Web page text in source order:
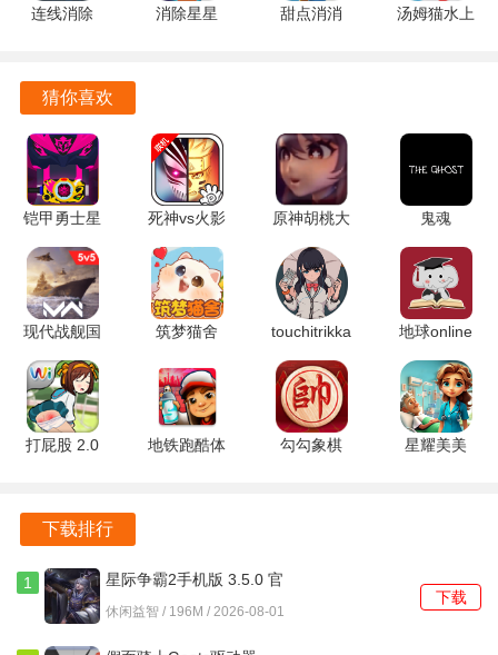
怪物传说游戏优势
独特的卡牌机制使得每场战斗都充满了不可预测性，玩家可
以根据实时情况灵活调整战术，享受策略游戏带来的乐趣。
每一张牌都有独特的效果与技能，仔细分析和选择，才能在
占据优势。
玩家可以自由组合牌组，尝试不同的策略，自由度让每个玩
家都能找到适合自己的玩法。
怪物传说游戏攻略
连线消除
消除星星
甜点消消
汤姆猫水上
猜你喜欢
铠甲勇士星
耀铠甲模拟
器 v1.0.38
安卓版
死神vs火影
8.15满人物
版 1.1.0 安
卓版
原神胡桃大
战史莱姆游
戏免费版
1.54.00 安
卓版
鬼魂
1.85.10 安
卓版
现代战舰国
际服
0.97.0.120516029
安卓版
筑梦猫舍
版
touchitrikka
1.0 安卓版
地球online
1.0.5 安卓
版
打屁股 2.0
地铁跑酷体
勾勾象棋
星耀美美
下载排行
1
星际争霸2手机版 3.5.0 官
方安卓版
休闲益智 / 196M / 2026-08-01
下载